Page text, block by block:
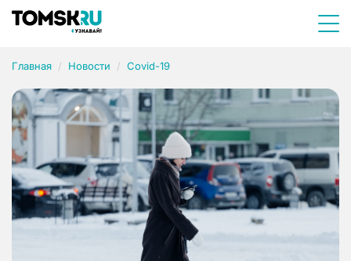
Главная Новости Covid-19